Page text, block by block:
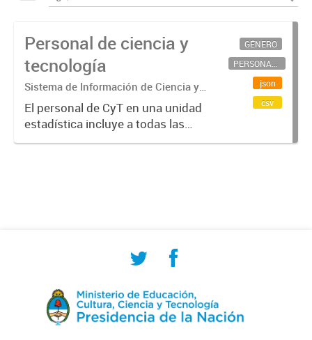
Personal de ciencia y
tecnología
Sistema de Información de Ciencia y
Tecnología Argentino (SICYTAR)
El personal de CyT en una unidad
estadística incluye a todas las
personas involucradas
GÉNERO
PERSONAL CIENTÍFICO-TECNOLÓGICO
json
csv